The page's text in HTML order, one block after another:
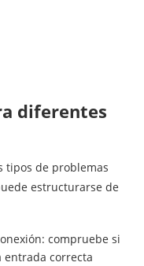
diferentes
tipos de problemas
estructurarse de
compruebe si
entrada correcta